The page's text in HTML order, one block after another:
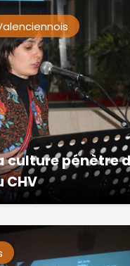
culture pénètre
CHV